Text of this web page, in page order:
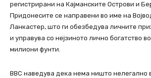
регистрирани на Кајманските Острови и
Придонесите се направени во име на
Ланкастер, што ги обезбедува личните
и управува со нејзиното лично богатство
милиони фунти.
BBC наведува дека нема ништо нелегално